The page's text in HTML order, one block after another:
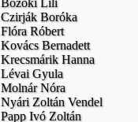
Bozóki Lili
Czirják Boróka
Flóra Róbert
Kovács Bernadett
Krecsmárik Hanna
Lévai Gyula
Molnár Nóra
Nyári Zoltán Vendel
Papp Ivó Zoltán